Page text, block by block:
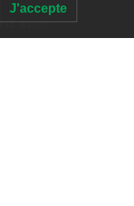
words
J'accepte